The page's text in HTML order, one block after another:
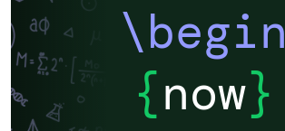
\begin
{now}